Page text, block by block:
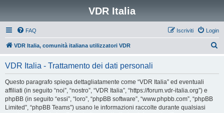
VDR Italia
FAQ Login
Iscriviti
VDR Italia, comunità italiana utilizzatori VDR
VDR Italia - Trattamento dei dati personali
Questo paragrafo spiega dettagliatamente come “VDR Italia” ed eventuali
affiliati (in seguito “noi”, “nostro”, “VDR Italia”, “https://forum.vdr-italia.org”) e
phpBB (in seguito “essi”, “loro”, “phpBB software”, “www.phpbb.com”, “phpBB
Limited”, “phpBB Teams”) usano le informazioni raccolte durante qualsiasi